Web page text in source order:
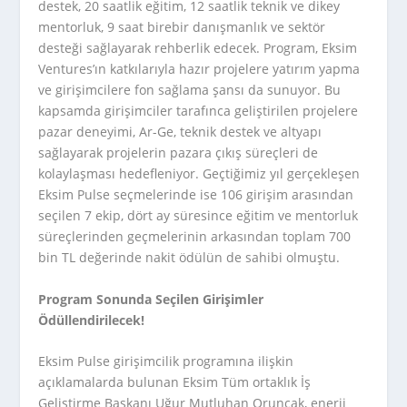
destek, 20 saatlik eğitim, 12 saatlik teknik ve dikey
mentorluk, 9 saat birebir danışmanlık ve sektör
desteği sağlayarak rehberlik edecek. Program, Eksim
Ventures’ın katkılarıyla hazır projelere yatırım yapma
ve girişimcilere fon sağlama şansı da sunuyor. Bu
kapsamda girişimciler tarafınca geliştirilen projelere
pazar deneyimi, Ar-Ge, teknik destek ve altyapı
sağlayarak projelerin pazara çıkış süreçleri de
kolaylaşması hedefleniyor. Geçtiğimiz yıl gerçekleşen
Eksim Pulse seçmelerinde ise 106 girişim arasından
seçilen 7 ekip, dört ay süresince eğitim ve mentorluk
süreçlerinden geçmelerinin arkasından toplam 700
bin TL değerinde nakit ödülün de sahibi olmuştu.
Program Sonunda Seçilen Girişimler
Ödüllendirilecek!
Eksim Pulse girişimcilik programına ilişkin
açıklamalarda bulunan Eksim Tüm ortaklık İş
Geliştirme Başkanı Uğur Mutluhan Oruncak, enerji